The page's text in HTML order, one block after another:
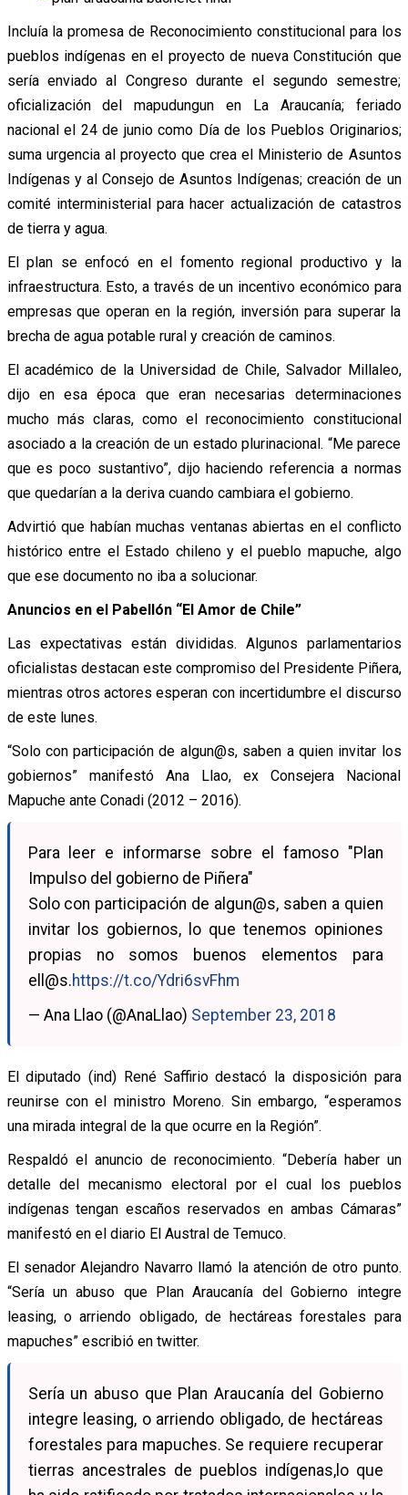
Incluía la promesa de Reconocimiento constitucional para los
pueblos indígenas en el proyecto de nueva Constitución que
sería enviado al Congreso durante el segundo semestre;
oficialización del mapudungun en La Araucanía; feriado
nacional el 24 de junio como Día de los Pueblos Originarios;
suma urgencia al proyecto que crea el Ministerio de Asuntos
Indígenas y al Consejo de Asuntos Indígenas; creación de un
comité interministerial para hacer actualización de catastros
de tierra y agua.
El plan se enfocó en el fomento regional productivo y la
infraestructura. Esto, a través de un incentivo económico para
empresas que operan en la región, inversión para superar la
brecha de agua potable rural y creación de caminos.
El académico de la Universidad de Chile, Salvador Millaleo,
dijo en esa época que eran necesarias determinaciones
mucho más claras, como el reconocimiento constitucional
asociado a la creación de un estado plurinacional. “Me parece
que es poco sustantivo”, dijo haciendo referencia a normas
que quedarían a la deriva cuando cambiara el gobierno.
Advirtió que habían muchas ventanas abiertas en el conflicto
histórico entre el Estado chileno y el pueblo mapuche, algo
que ese documento no iba a solucionar.
Anuncios en el Pabellón “El Amor de Chile”
Las expectativas están divididas. Algunos parlamentarios
oficialistas destacan este compromiso del Presidente Piñera,
mientras otros actores esperan con incertidumbre el discurso
de este lunes.
“Solo con participación de algun@s, saben a quien invitar los
gobiernos” manifestó Ana Llao, ex Consejera Nacional
Mapuche ante Conadi (2012 – 2016).
Para leer e informarse sobre el famoso "Plan
Impulso del gobierno de Piñera"
Solo con participación de algun@s, saben a quien
invitar los gobiernos, lo que tenemos opiniones
propias no somos buenos elementos para
ell@s.https://t.co/Ydri6svFhm
— Ana Llao (@AnaLlao) September 23, 2018
El diputado (ind) René Saffirio destacó la disposición para
reunirse con el ministro Moreno. Sin embargo, “esperamos
una mirada integral de la que ocurre en la Región”.
Respaldó el anuncio de reconocimiento. “Debería haber un
detalle del mecanismo electoral por el cual los pueblos
indígenas tengan escaños reservados en ambas Cámaras”
manifestó en el diario El Austral de Temuco.
El senador Alejandro Navarro llamó la atención de otro punto.
“Sería un abuso que Plan Araucanía del Gobierno integre
leasing, o arriendo obligado, de hectáreas forestales para
mapuches” escribió en twitter.
Sería un abuso que Plan Araucanía del Gobierno
integre leasing, o arriendo obligado, de hectáreas
forestales para mapuches. Se requiere recuperar
tierras ancestrales de pueblos indígenas,lo que